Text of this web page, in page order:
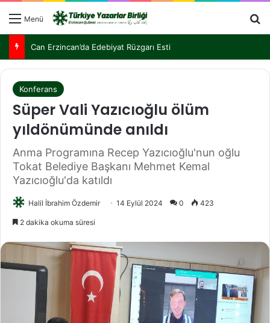
Menü
Konferans
Süper Vali Yazıcıoğlu ölüm
yıldönümünde anıldı
Anma Programına Recep Yazıcıoğlu'nun oğlu
Tokat Belediye Başkanı Mehmet Kemal
Yazıcıoğlu'da katıldı
Halil İbrahim Özdemir 14 Eylül 2024 0 423
2 dakika okuma süresi